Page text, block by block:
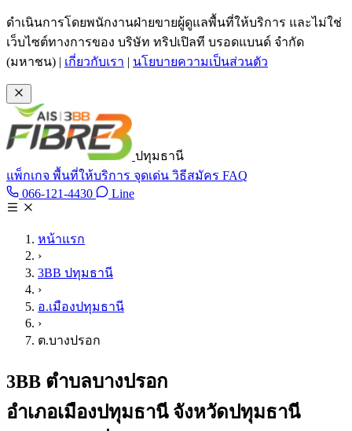
ข้ามไปเนื้อหาหลัก
ดำเนินการโดยพนักงานฝ่ายขายผู้ดูแลพื้นที่ให้บริการ และไม่ใช่
เว็บไซต์ทางการของ บริษัท ทริปเปิลที บรอดแบนด์ จำกัด
(มหาชน) | เกี่ยวกับเรา | นโยบายความเป็นส่วนตัว
ปทุมธานี
แพ็กเกจ พื้นที่ให้บริการ จุดเด่น วิธีสมัคร FAQ
066-121-4430 โทร 066-121-4430
LineLine @tan3bb
หน้าแรก
›
3BB ปทุมธานี
›
อ.เมืองปทุมธานี
›
ต.บางปรอก
3BB ตำบลบางปรอก
อำเภอเมืองปทุมธานี จังหวัดปทุมธานี